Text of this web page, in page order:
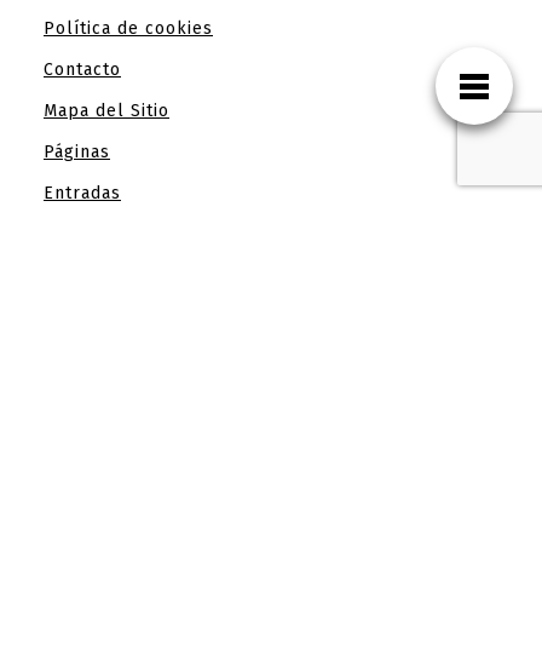
Política de cookies
Contacto
Mapa del Sitio
Páginas
Entradas